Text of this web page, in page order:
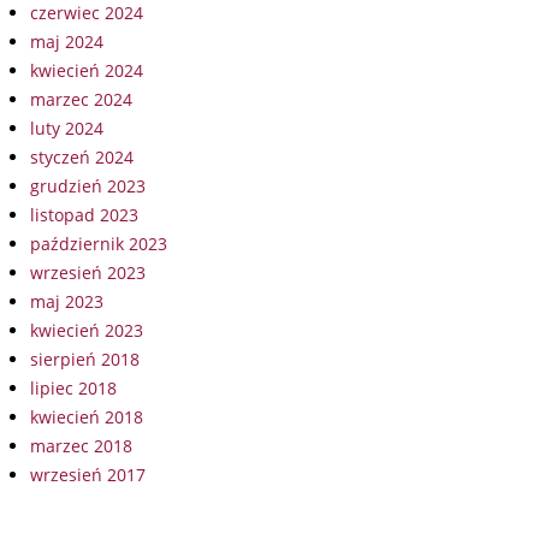
czerwiec 2024
maj 2024
kwiecień 2024
marzec 2024
luty 2024
styczeń 2024
grudzień 2023
listopad 2023
październik 2023
wrzesień 2023
maj 2023
kwiecień 2023
sierpień 2018
lipiec 2018
kwiecień 2018
marzec 2018
wrzesień 2017